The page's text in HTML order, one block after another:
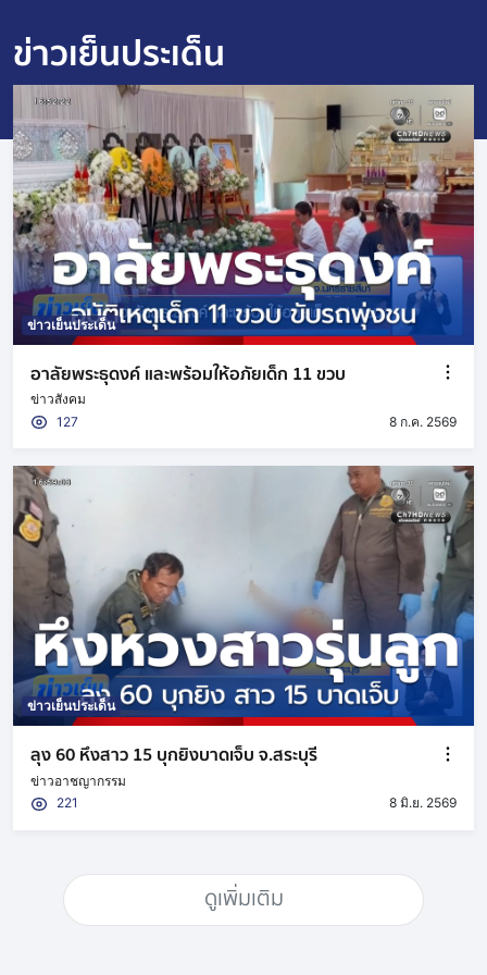
ข่าวเย็นประเด็น
ข่าวเย็นประเด็น
อาลัยพระธุดงค์ และพร้อมให้อภัยเด็ก 11 ขวบ
ข่าวสังคม
127
8 ก.ค. 2569
ข่าวเย็นประเด็น
ลุง 60 หึงสาว 15 บุกยิงบาดเจ็บ จ.สระบุรี
ข่าวอาชญากรรม
221
8 มิ.ย. 2569
ดูเพิ่มเติม